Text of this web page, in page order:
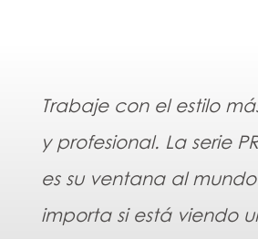
Trabaje con el estilo
y profesional. La serie
es su ventana al
importa si está viendo